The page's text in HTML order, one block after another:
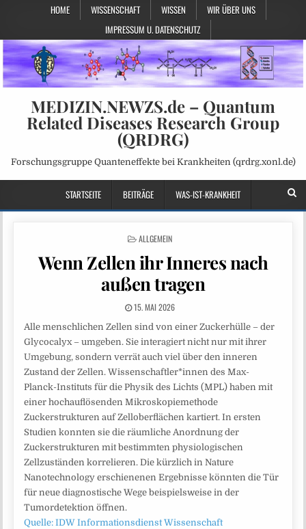
HOME WISSENSCHAFT WISSEN
WIR ÜBER UNS
IMPRESSUM U. DATENSCHUTZ
MEDIZIN.NEWZS.de – Quantum
Related Diseases Research Group
(QRDRG)
Forschungsgruppe Quanteneffekte bei Krankheiten (qrdrg.xonl.de)
STARTSEITE BEITRÄGE WAS-IST-KRANKHEIT
POSTED
ALLGEMEIN
Wenn Zellen ihr Inneres nach
außen tragen
15. MAI 2026
Alle menschlichen Zellen sind von einer Zuckerhülle – der
Glycocalyx – umgeben. Sie interagiert nicht nur mit ihrer
Umgebung, sondern verrät auch viel über den inneren
Zustand der Zellen. Wissenschaftler*innen des Max-
Planck-Instituts für die Physik des Lichts (MPL) haben mit
einer hochauflösenden Mikroskopiemethode
Zuckerstrukturen auf Zelloberflächen kartiert. In ersten
Studien konnten sie die räumliche Anordnung der
Zuckerstrukturen mit bestimmten physiologischen
Zellzuständen korrelieren. Die kürzlich in Nature
Nanotechnology erschienenen Ergebnisse könnten die Tür
für neue diagnostische Wege beispielsweise in der
Tumordetektion öffnen.
Quelle: IDW Informationsdienst Wissenschaft